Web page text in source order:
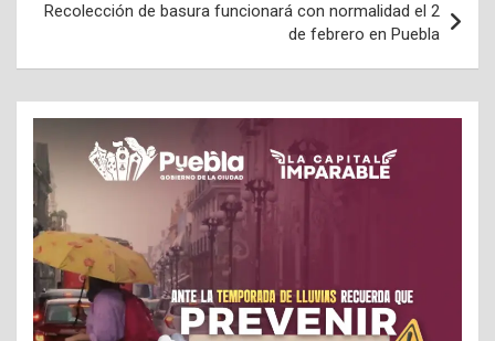
Recolección de basura funcionará con normalidad el 2
de febrero en Puebla